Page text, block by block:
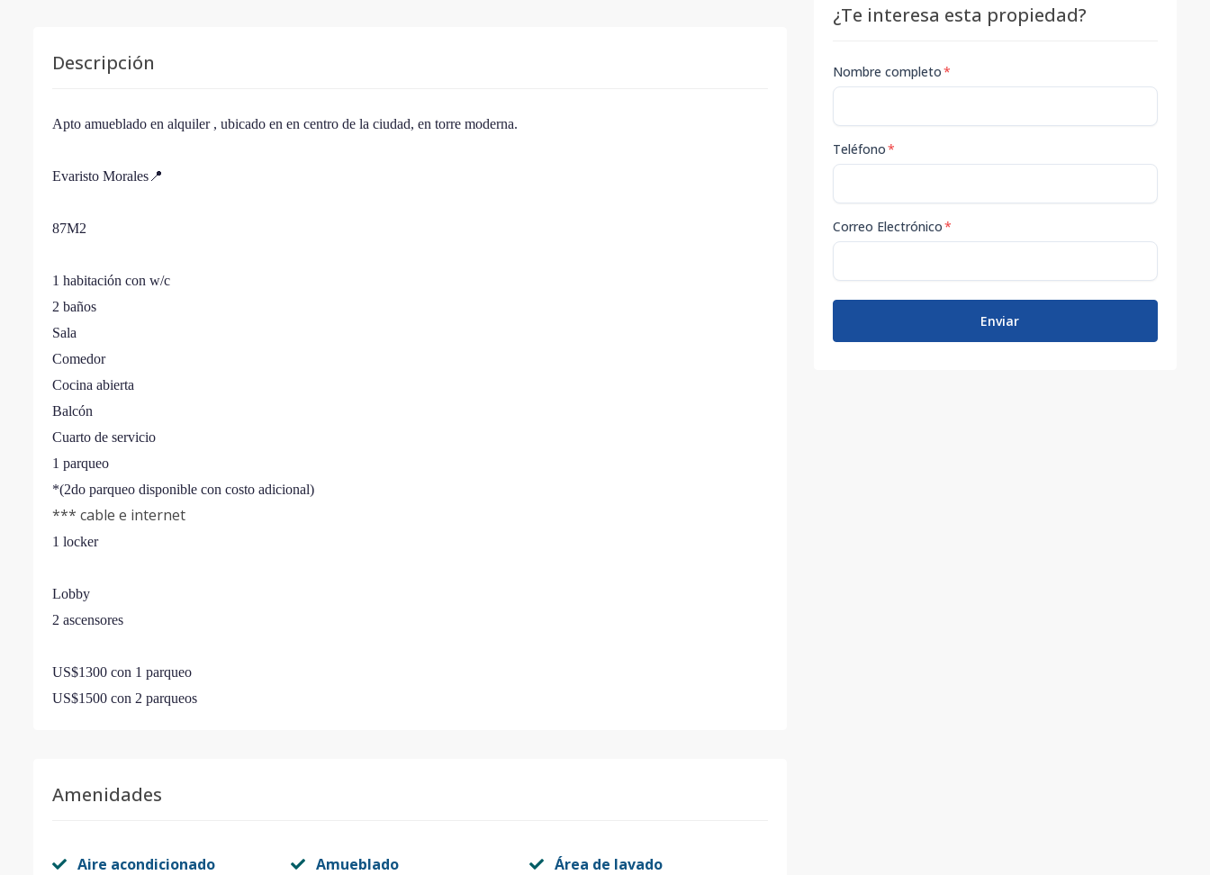
Descripción
Apto amueblado en alquiler , ubicado en en centro de la ciudad, en torre moderna.
Evaristo Morales📍
87M2
1 habitación con w/c
2 baños
Sala
Comedor
Cocina abierta
Balcón
Cuarto de servicio
1 parqueo
*(2do parqueo disponible con costo adicional)
*** cable e internet
1 locker
Lobby
2 ascensores
US$1300 con 1 parqueo
US$1500 con 2 parqueos
Amenidades
Aire acondicionado Amueblado Área de lavado
¿Te interesa esta propiedad?
Nombre completo*
Teléfono*
Correo Electrónico*
Enviar